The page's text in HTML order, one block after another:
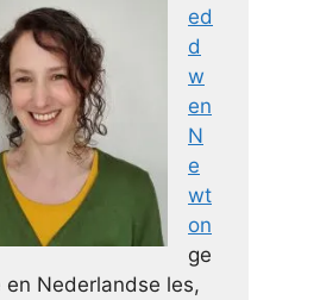
ed
d
w
en
N
e
wt
on
ge
en Nederlandse les,